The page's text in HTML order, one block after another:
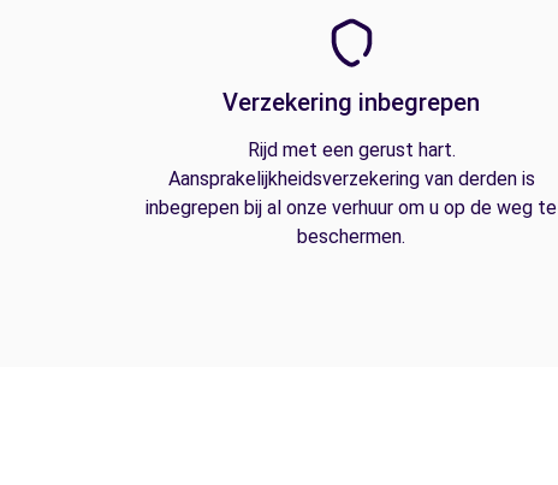
Verzekering inbegrepen
Rijd met een gerust hart.
Aansprakelijkheidsverzekering van derden is
inbegrepen bij al onze verhuur om u op de weg te
beschermen.